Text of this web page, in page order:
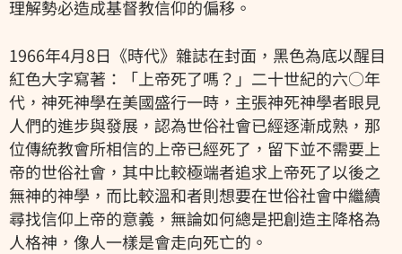
理解勢必造成基督教信仰的偏移。
1966年4月8日《時代》雜誌在封面，黑色為底以醒目
紅色大字寫著：「上帝死了嗎？」二十世紀的六○年
代，神死神學在美國盛行一時，主張神死神學者眼見
人們的進步與發展，認為世俗社會已經逐漸成熟，那
位傳統教會所相信的上帝已經死了，留下並不需要上
帝的世俗社會，其中比較極端者追求上帝死了以後之
無神的神學，而比較溫和者則想要在世俗社會中繼續
尋找信仰上帝的意義，無論如何總是把創造主降格為
人格神，像人一樣是會走向死亡的。